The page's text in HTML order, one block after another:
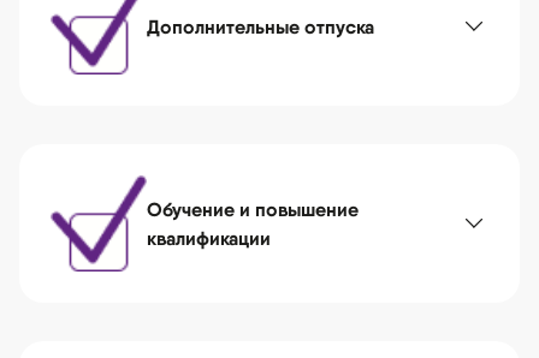
Дополнительные отпуска
Обучение и повышение
квалификации